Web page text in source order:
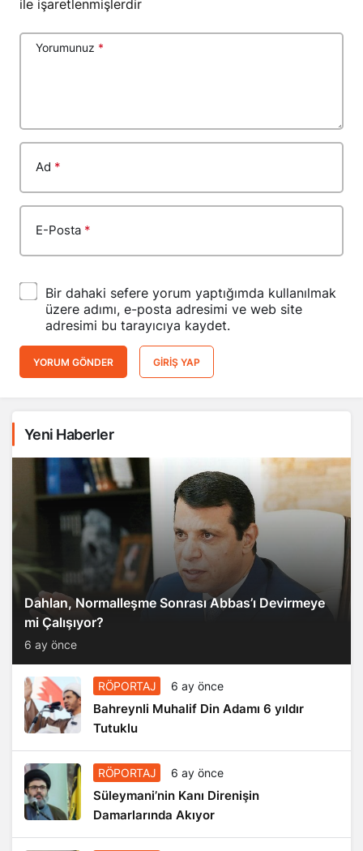
ile işaretlenmişlerdir
Yorumunuz *
Ad *
E-Posta *
Bir dahaki sefere yorum yaptığımda kullanılmak
üzere adımı, e-posta adresimi ve web site
adresimi bu tarayıcıya kaydet.
YORUM GÖNDER GIRIŞ YAP
Yeni Haberler
Dahlan, Normalleşme Sonrası Abbas’ı Devirmeye
mi Çalışıyor?
6 ay önce
RÖPORTAJ 6 ay önce
Bahreynli Muhalif Din Adamı 6 yıldır
Tutuklu
RÖPORTAJ 6 ay önce
Süleymani’nin Kanı Direnişin
Damarlarında Akıyor